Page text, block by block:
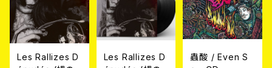
Les Rallizes D
Les Rallizes D
蟲酸 / Even S